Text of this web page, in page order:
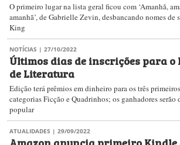
O primeiro lugar na lista geral ficou com ‘Amanhã,
amanhã’, de Gabrielle Zevin, desbancando nomes de
King
NOTÍCIAS | 27/10/2022
Últimos dias de inscrições para o
de Literatura
Edição terá prêmios em dinheiro para os três
categorias Ficção e Quadrinhos; os ganhadores
popular
ATUALIDADES | 29/09/2022